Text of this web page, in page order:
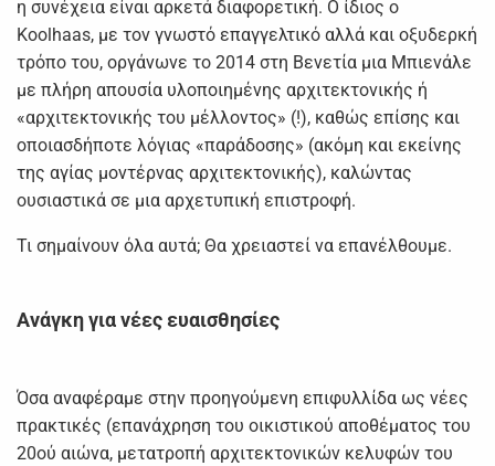
η συνέχεια είναι αρκετά διαφορετική. Ο ίδιος ο
Koolhaas, με τον γνωστό επαγγελτικό αλλά και οξυδερκή
τρόπο του, οργάνωνε το 2014 στη Βενετία μια Μπιενάλε
με πλήρη απουσία υλοποιημένης αρχιτεκτονικής ή
«αρχιτεκτονικής του μέλλοντος» (!), καθώς επίσης και
οποιασδήποτε λόγιας «παράδοσης» (ακόμη και εκείνης
της αγίας μοντέρνας αρχιτεκτονικής), καλώντας
ουσιαστικά σε μια αρχετυπική επιστροφή.
Τι σημαίνουν όλα αυτά; Θα χρειαστεί να επανέλθουμε.
Ανάγκη για νέες ευαισθησίες
Όσα αναφέραμε στην προηγούμενη επιφυλλίδα ως νέες
πρακτικές (επανάχρηση του οικιστικού αποθέματος του
20ού αιώνα, μετατροπή αρχιτεκτονικών κελυφών του